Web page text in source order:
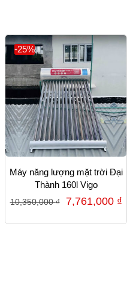
-25%
Máy năng lượng mặt trời Đại
Thành 160l Vigo
10,350,000₫ 7,761,000 ₫